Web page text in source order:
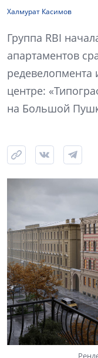
Халмурат Касимов
Группа RBI
апартаментов
редевелопмента
центре:
на Большой